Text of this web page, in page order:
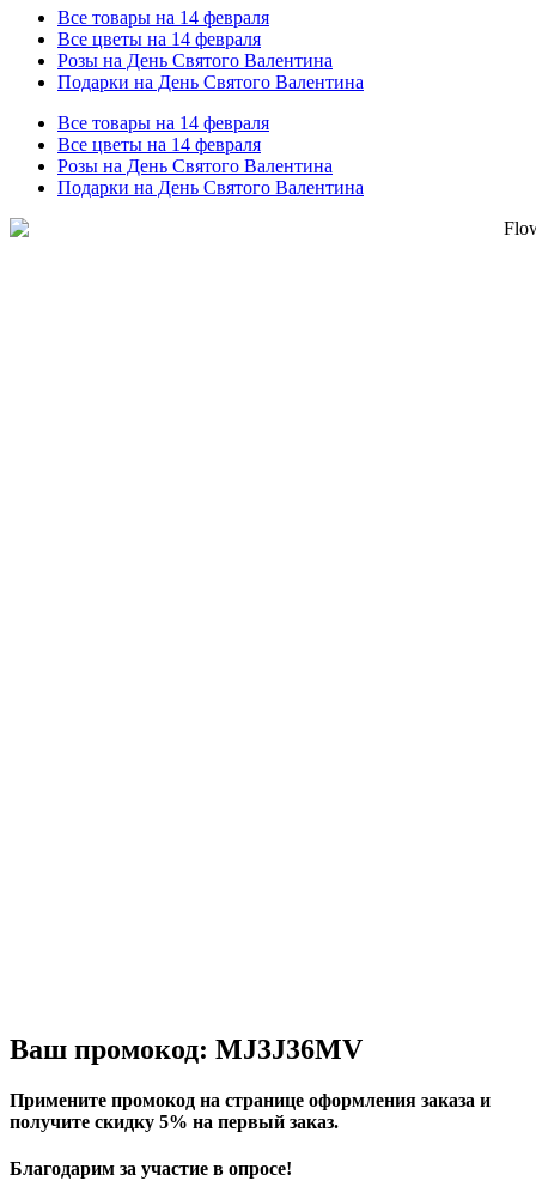
Все товары на 14 февраля
Все цветы на 14 февраля
Розы на День Святого Валентина
Подарки на День Святого Валентина
Все товары на 14 февраля
Все цветы на 14 февраля
Розы на День Святого Валентина
Подарки на День Святого Валентина
Ваш промокод: MJ3J36MV
Примените промокод на странице оформления заказа и
получите скидку 5% на первый заказ.
Благодарим за участие в опросе!